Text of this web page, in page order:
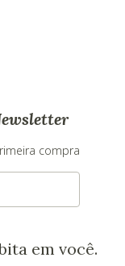
compra
em você.